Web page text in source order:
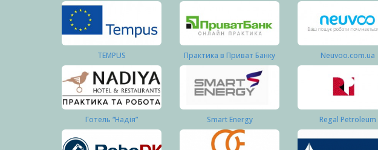
TEMPUS Практика в Приват Банку Neuvoo.com.ua
Готель “Надія” Smart Energy Regal Petroleum